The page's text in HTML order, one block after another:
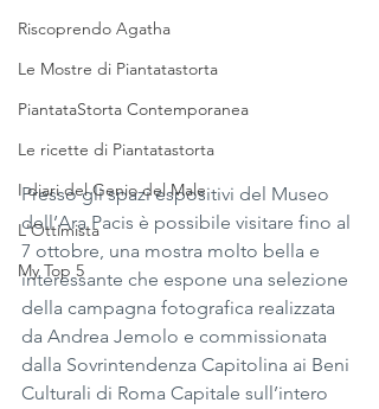
Riscoprendo Agatha
Le Mostre di Piantatastorta
PiantataStorta Contemporanea
Le ricette di Piantatastorta
I diari del Genio del Male
L'Ottimista
My Top 5
Presso gli spazi espositivi del Museo
dell’Ara Pacis è possibile visitare fino al
7 ottobre, una mostra molto bella e
interessante che espone una selezione
della campagna fotografica realizzata
da Andrea Jemolo e commissionata
dalla Sovrintendenza Capitolina ai Beni
Culturali di Roma Capitale sull’intero